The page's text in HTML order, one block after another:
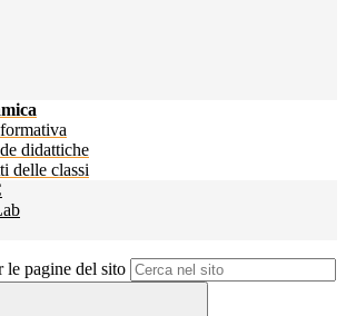
didattiche
delle classi
le pagine del sito